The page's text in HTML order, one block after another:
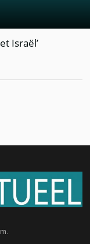
Israël’